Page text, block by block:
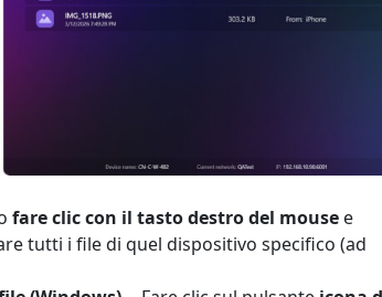
fare clic con il tasto destro del mouse e
tutti i file di quel dispositivo specifico (ad